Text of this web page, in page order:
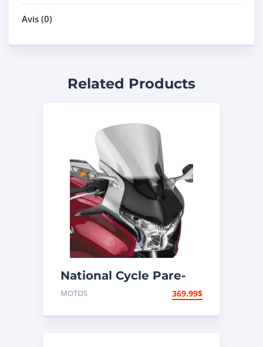
Avis (0)
Related Products
National Cycle Pare-
brise aéroacoustique
MOTOS 369.99$